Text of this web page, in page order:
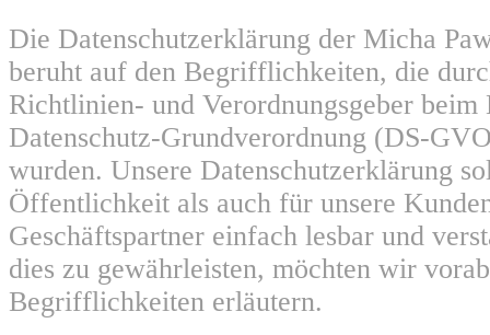
Die Datenschutzerklärung der Micha
beruht auf den Begrifflichkeiten, die
Richtlinien- und Verordnungsgeber beim
Datenschutz-Grundverordnung (DS-
wurden. Unsere Datenschutzerklärung
Öffentlichkeit als auch für unsere
Geschäftspartner einfach lesbar und
dies zu gewährleisten, möchten wir
Begrifflichkeiten erläutern.